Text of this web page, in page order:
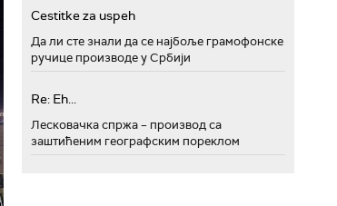
Cestitke za uspeh
Да ли сте знали да се најбоље грамофонске
ручице производе у Србији
Re: Eh...
Лесковачка спржа – производ са
заштићеним географским пореклом